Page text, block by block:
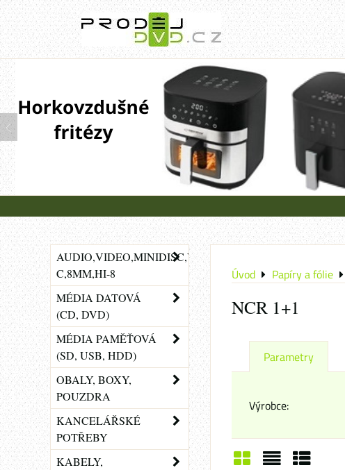
Úvod Papíry a fólie
NCR 1+1
Parametry
Výrobce:
AUDIO,VIDEO,MINIDISC,VHS-
C,8MM,HI-8
MÉDIA DATOVÁ
(CD, DVD)
MÉDIA PAMĚŤOVÁ
(SD, USB, HDD)
OBALY, BOXY,
POUZDRA
KANCELÁŘSKÉ
POTŘEBY
KABELY,